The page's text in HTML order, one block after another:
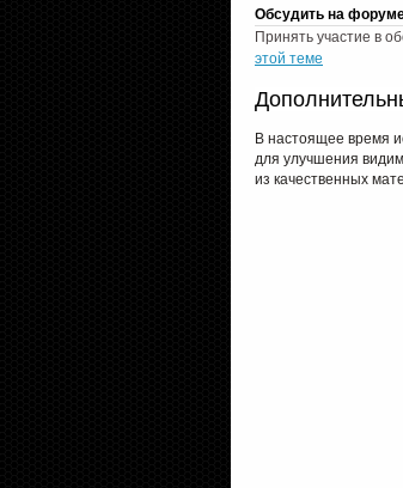
Обсудить на
Принять участие в
этой теме
В настоящее время
для улучшения
из качественных